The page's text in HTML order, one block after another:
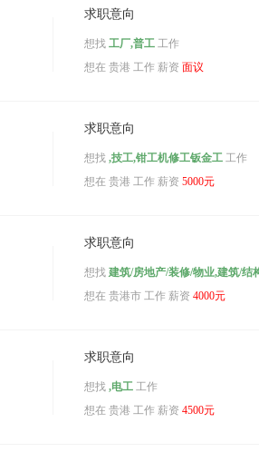
求职意向
想找 工厂,普工 工作
想在 贵港 工作 薪资 面议
求职意向
想找 ,技工,钳工机修工钣金工 工作
想在 贵港 工作 薪资 5000元
求职意向
想找 建筑/房地产/装修/物业,建筑/结
想在 贵港市 工作 薪资 4000元
求职意向
想找 ,电工 工作
想在 贵港 工作 薪资 4500元